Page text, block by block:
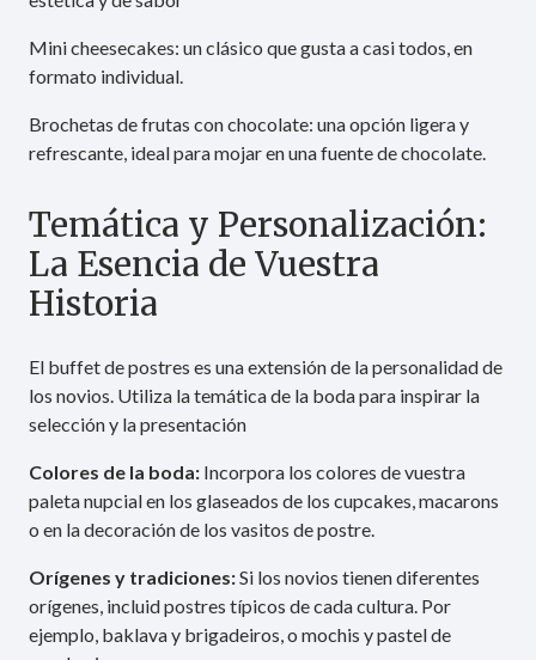
Mini cheesecakes: un clásico que gusta a casi todos, en
formato individual.
Brochetas de frutas con chocolate: una opción ligera y
refrescante, ideal para mojar en una fuente de chocolate.
Temática y Personalización:
La Esencia de Vuestra
Historia
El buffet de postres es una extensión de la personalidad de
los novios. Utiliza la temática de la boda para inspirar la
selección y la presentación
Colores de la boda: Incorpora los colores de vuestra
paleta nupcial en los glaseados de los cupcakes, macarons
o en la decoración de los vasitos de postre.
Orígenes y tradiciones:Si los novios tienen diferentes
orígenes, incluid postres típicos de cada cultura. Por
ejemplo, baklava y brigadeiros, o mochis y pastel de